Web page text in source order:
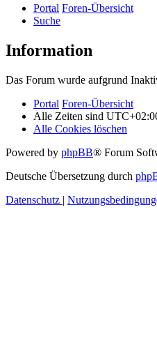
Portal Foren-Übersicht
Suche
Information
Das Forum wurde aufgrund
Portal Foren-Übersicht
Alle Zeiten sind
Alle Cookies löschen
Powered by phpBB® Forum
Deutsche Übersetzung durch
Datenschutz |